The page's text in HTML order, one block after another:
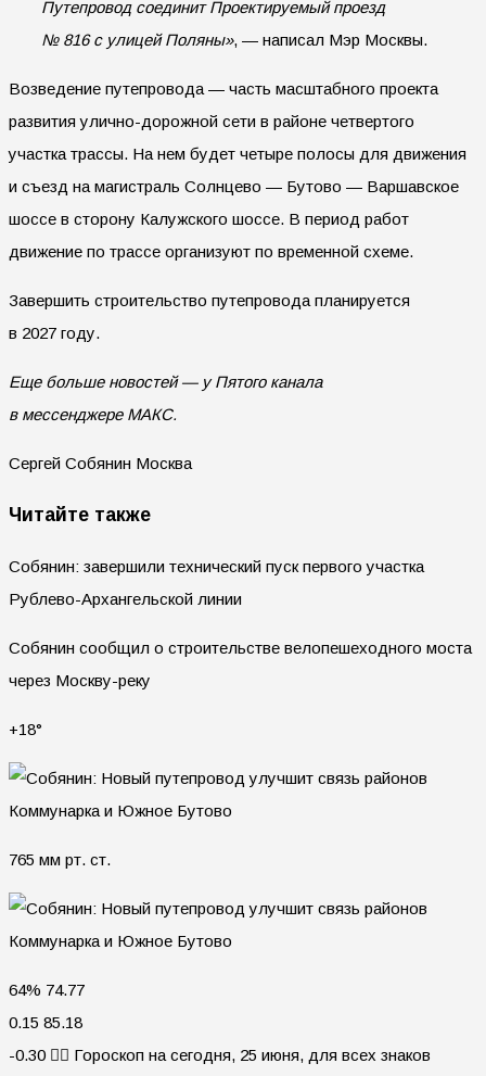
Путепровод соединит Проектируемый проезд
№ 816 с улицей Поляны», — написал Мэр Москвы.
Возведение путепровода — часть масштабного проекта
развития улично-дорожной сети в районе четвертого
участка трассы. На нем будет четыре полосы для движения
и съезд на магистраль Солнцево — Бутово — Варшавское
шоссе в сторону Калужского шоссе. В период работ
движение по трассе организуют по временной схеме.
Завершить строительство путепровода планируется
в 2027 году.
Еще больше новостей — у Пятого канала
в мессенджере МАКС.
Сергей Собянин Москва
Читайте также
Собянин: завершили технический пуск первого участка
Рублево-Архангельской линии
Собянин сообщил о строительстве велопешеходного моста
через Москву-реку
+18°
765 мм рт. ст.
64% 74.77
0.15 85.18
-0.30 🧙‍♀ Гороскоп на сегодня, 25 июня, для всех знаков